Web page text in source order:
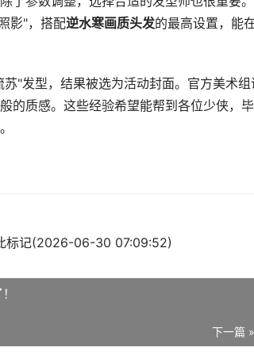
影"，搭配逆水寒画质头发的最高设置，能
"发型，结果被选为活动封面。官方美术组
的质感。这些经验希望能帮到各位少侠，
标记(2026-06-30 07:09:52)
下一篇 »